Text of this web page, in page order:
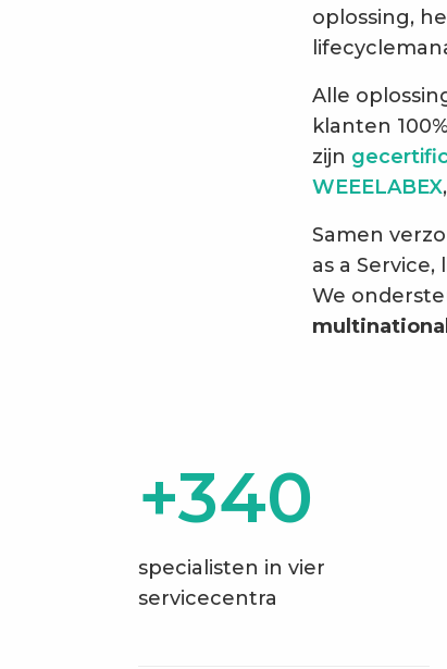
oplossing,
Alle
klanten
zijn
WEEELABEX
Samen
as a
We
+340
specialisten in vier
servicecentra